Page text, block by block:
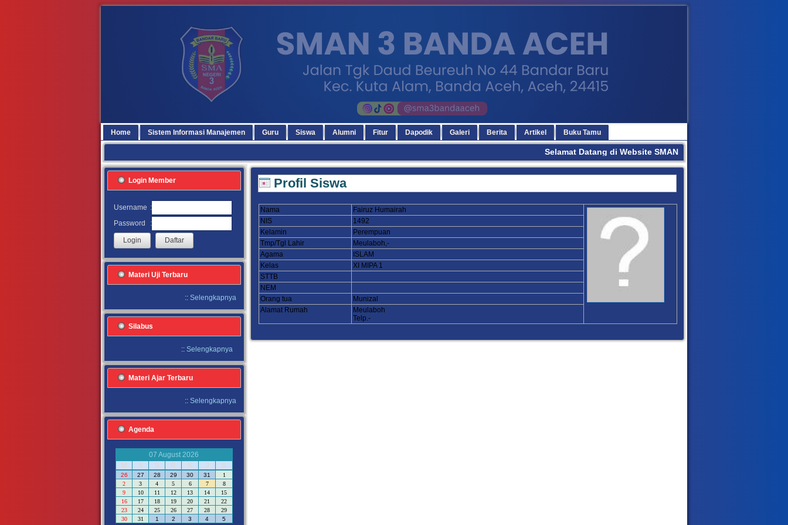
Home Sistem Informasi Manajemen Guru Siswa Alumni Fitur Dapodik Galeri Berita Artikel Buku Tamu
Selamat Datang di Website SMAN 3 BANDA ACEH. Terima
Login Member
Username :
Password
:
Materi Uji Terbaru
:: Selengkapnya
Silabus
:: Selengkapnya
Materi Ajar Terbaru
:: Selengkapnya
Agenda
07 August 2026
M
S S R K J S
26 27 28 29 30 31
1
2
3 4 5 6 7
8
9
10 11 12 13 14
15
16
17 18 19 20 21
22
23
24 25 26 27 28
29
30
31 1 2 3 4 5
Profil Siswa
Nama
Fairuz Humairah
NIS
1492
Kelamin
Perempuan
Tmp/Tgl Lahir
Meulaboh,-
Agama
ISLAM
Kelas
XI MIPA 1
STTB
NEM
Orang tua
Munizal
Alamat Rumah
Meulaboh
Telp.-